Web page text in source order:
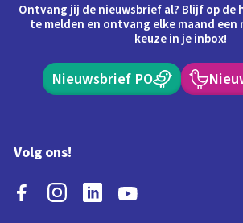
Ontvang jij de nieuwsbrief al? Blijf op de
te melden en ontvang elke maand een
keuze in je inbox!
Nieuwsbrief PO
Volg ons!